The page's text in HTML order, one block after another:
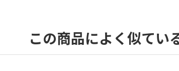
この商品によく似てい